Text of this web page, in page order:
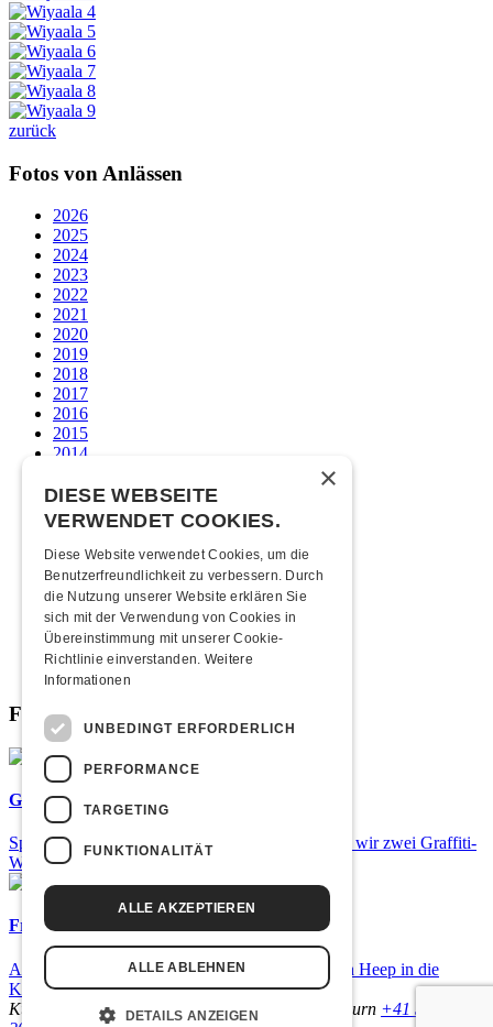
zurück
Fotos von Anlässen
2026
2025
2024
2023
2022
2021
2020
2019
2018
2017
2016
2015
2014
2012
2011
2010
2009
2008
2007
2006
2005
2004
2003
Fabrikgeflüster
Graffiti-Workshops
Spray dein eigenes Graffiti! Im September führen wir zwei Graffiti-
Workshops für Kinder und Jugendliche durch.
Frisch bestätigt: Uriah Heep
Am Sonntag, 15. November 2026 kommen Uriah Heep in die
Kulturfabrik Kofmehl!
Kulturfabrik Kofmehl Kofmehlweg 1 4502 Solothurn +41 32 621
×
DIESE WEBSEITE
VERWENDET COOKIES.
Diese Website verwendet Cookies, um die
Benutzerfreundlichkeit zu verbessern. Durch
die Nutzung unserer Website erklären Sie
sich mit der Verwendung von Cookies in
Übereinstimmung mit unserer Cookie-
Richtlinie einverstanden. Weitere
Informationen
UNBEDINGT ERFORDERLICH
PERFORMANCE
TARGETING
FUNKTIONALITÄT
ALLE AKZEPTIEREN
ALLE ABLEHNEN
DETAILS ANZEIGEN